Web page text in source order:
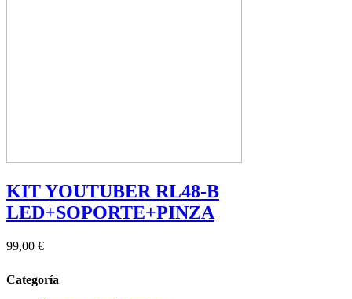
KIT YOUTUBER RL48-B
LED+SOPORTE+PINZA
99,00 €
Categoría